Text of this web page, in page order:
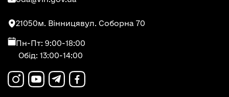
21050м. Вінницявул. Соборна 70
Пн-Пт: 9:00-18:00
Обід: 13:00-14:00